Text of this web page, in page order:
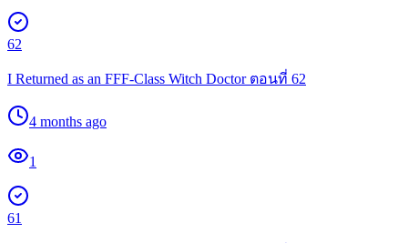
62
I Returned as an FFF-Class Witch Doctor ตอนที่ 62
4 months ago
1
61